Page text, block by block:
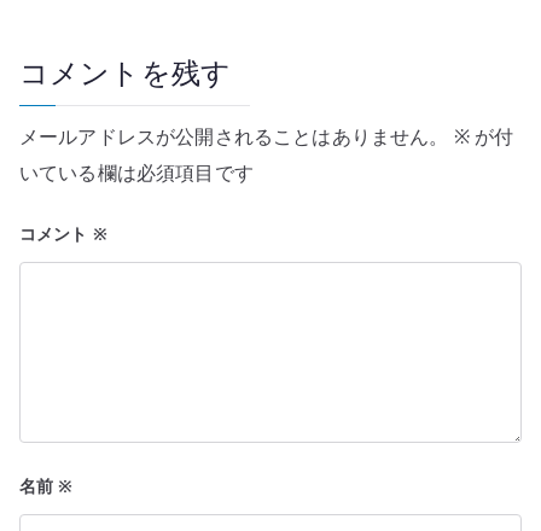
ー
シ
ョ
ン
コメントを残す
メールアドレスが公開されることはありません。 ※が付
いている欄は必須項目です
コメント ※
名前※